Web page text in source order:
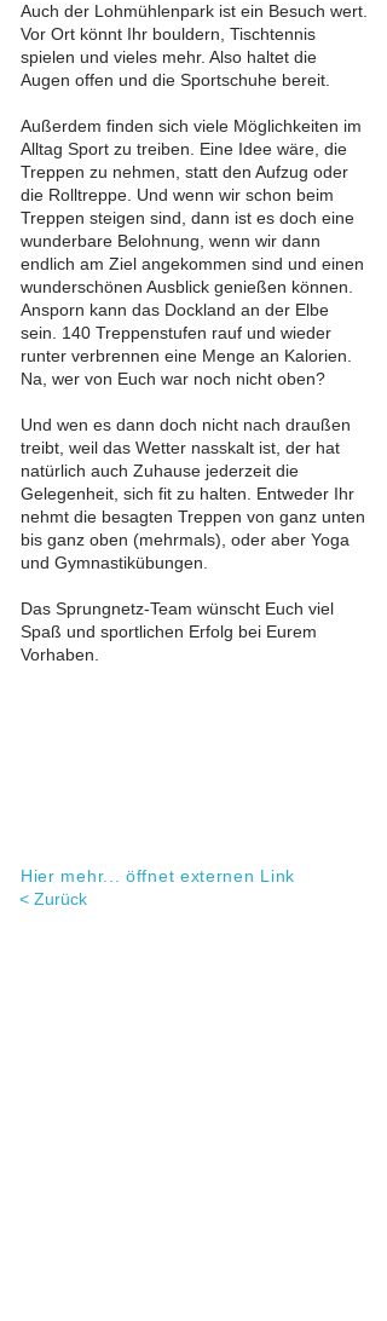
Auch der Lohmühlenpark ist ein Besuch wert.
Vor Ort könnt Ihr bouldern, Tischtennis
spielen und vieles mehr. Also haltet die
Augen offen und die Sportschuhe bereit.
Außerdem finden sich viele Möglichkeiten im
Alltag Sport zu treiben. Eine Idee wäre, die
Treppen zu nehmen, statt den Aufzug oder
die Rolltreppe. Und wenn wir schon beim
Treppen steigen sind, dann ist es doch eine
wunderbare Belohnung, wenn wir dann
endlich am Ziel angekommen sind und einen
wunderschönen Ausblick genießen können.
Ansporn kann das Dockland an der Elbe
sein. 140 Treppenstufen rauf und wieder
runter verbrennen eine Menge an Kalorien.
Na, wer von Euch war noch nicht oben?
Und wen es dann doch nicht nach draußen
treibt, weil das Wetter nasskalt ist, der hat
natürlich auch Zuhause jederzeit die
Gelegenheit, sich fit zu halten. Entweder Ihr
nehmt die besagten Treppen von ganz unten
bis ganz oben (mehrmals), oder aber Yoga
und Gymnastikübungen.
Das Sprungnetz-Team wünscht Euch viel
Spaß und sportlichen Erfolg bei Eurem
Vorhaben.
Hier mehr... öffnet externen Link
< Zurück